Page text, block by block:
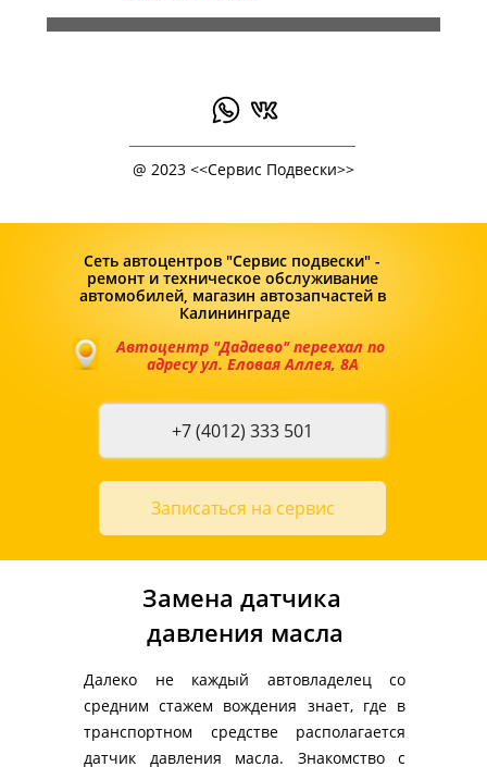
@ 2023 <<Сервис Подвески>>
Сеть автоцентров "Сервис подвески" -
ремонт и техническое обслуживание
автомобилей, магазин автозапчастей в
Калининграде
Автоцентр "Дадаево" переехал по
адресу ул. Еловая Аллея, 8А
+7 (4012) 333 501
Записаться на сервис
Замена датчика
давления масла
Далеко не каждый автовладелец со
средним стажем вождения знает, где в
транспортном средстве располагается
датчик давления масла. Знакомство с